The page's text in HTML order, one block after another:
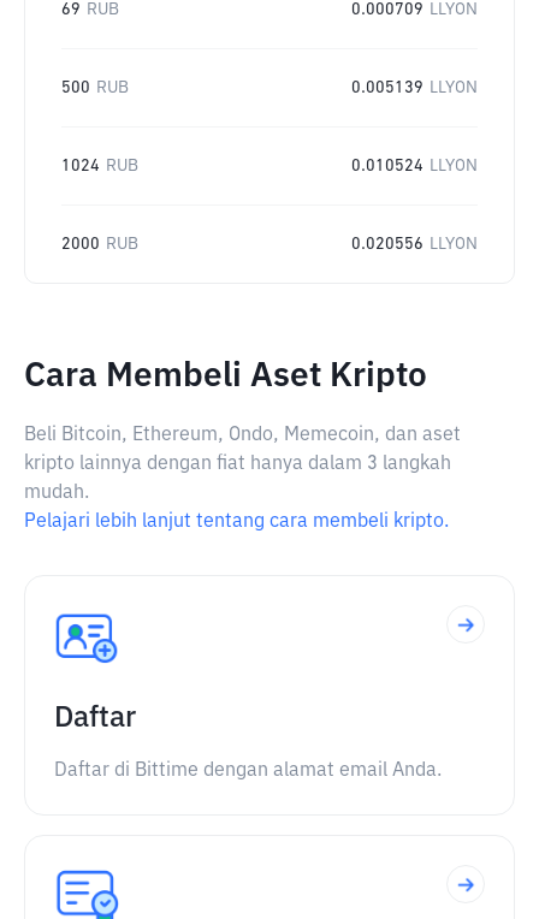
69 RUB 0.000709 LLYON
500 RUB 0.005139 LLYON
1024 RUB 0.010524 LLYON
2000 RUB 0.020556 LLYON
Cara Membeli Aset Kripto
Beli Bitcoin, Ethereum, Ondo, Memecoin, dan aset
kripto lainnya dengan fiat hanya dalam 3 langkah
mudah.
Pelajari lebih lanjut tentang cara membeli kripto.
Daftar
Daftar di Bittime dengan alamat email Anda.